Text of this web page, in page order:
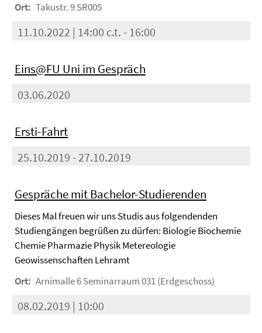
Ort: Takustr. 9 SR005
11.10.2022 | 14:00 c.t. - 16:00
Eins@FU Uni im Gespräch
03.06.2020
Ersti-Fahrt
25.10.2019 - 27.10.2019
Gespräche mit Bachelor-Studierenden
Dieses Mal freuen wir uns Studis aus folgendenden
Studiengängen begrüßen zu dürfen: Biologie Biochemie
Chemie Pharmazie Physik Metereologie
Geowissenschaften Lehramt
Ort: Arnimalle 6 Seminarraum 031 (Erdgeschoss)
08.02.2019 | 10:00